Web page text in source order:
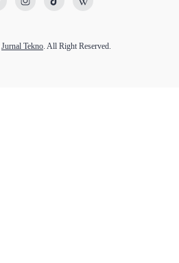
Jurnal Tekno. All Right Reserved.